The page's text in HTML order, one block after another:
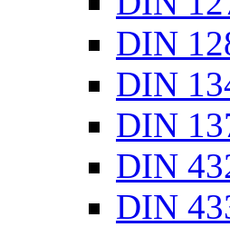
DIN
DIN
DIN
DIN
DIN